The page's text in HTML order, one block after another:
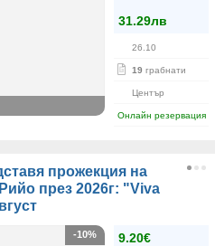
31.29лв
26.10
19 грабнати
Център
Онлайн резервация
прожекция на
през 2026г: "Viva
9.20€
-10%